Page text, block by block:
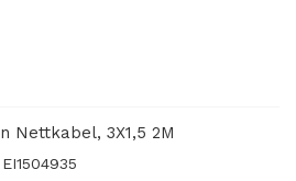
Nettkabel, 3X1,5 2M
EI1504935